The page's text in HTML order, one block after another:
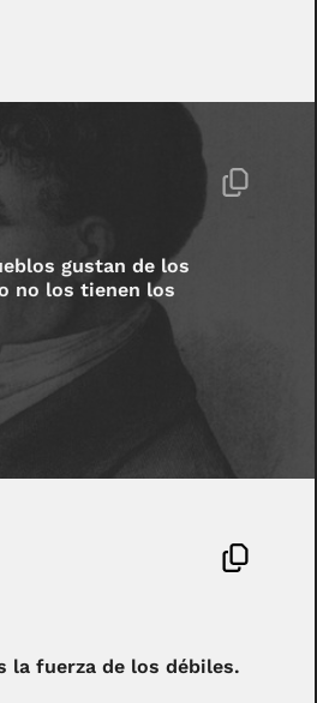
gustan de los
no los tienen los
la fuerza de los débiles.